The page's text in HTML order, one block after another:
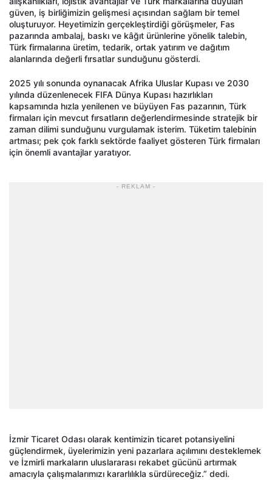
güven, iş birliğimizin gelişmesi açısından sağlam bir temel
oluşturuyor. Heyetimizin gerçekleştirdiği görüşmeler, Fas
pazarında ambalaj, baskı ve kâğıt ürünlerine yönelik talebin,
Türk firmalarına üretim, tedarik, ortak yatırım ve dağıtım
alanlarında değerli fırsatlar sunduğunu gösterdi.
2025 yılı sonunda oynanacak Afrika Uluslar Kupası ve 2030
yılında düzenlenecek FIFA Dünya Kupası hazırlıkları
kapsamında hızla yenilenen ve büyüyen Fas pazarının, Türk
firmaları için mevcut fırsatların değerlendirmesinde stratejik bir
zaman dilimi sunduğunu vurgulamak isterim. Tüketim talebinin
artması; pek çok farklı sektörde faaliyet gösteren Türk firmaları
için önemli avantajlar yaratıyor.
- REKLAM -
İzmir Ticaret Odası olarak kentimizin ticaret potansiyelini
güçlendirmek, üyelerimizin yeni pazarlara açılımını desteklemek
ve İzmirli markaların uluslararası rekabet gücünü artırmak
amacıyla çalışmalarımızı kararlılıkla sürdüreceğiz.” dedi.